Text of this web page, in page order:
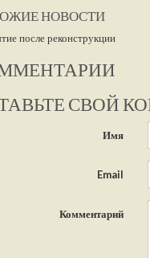
НОВОСТИ
после реконструкции
СВОЙ
Имя
Email
Комментарий